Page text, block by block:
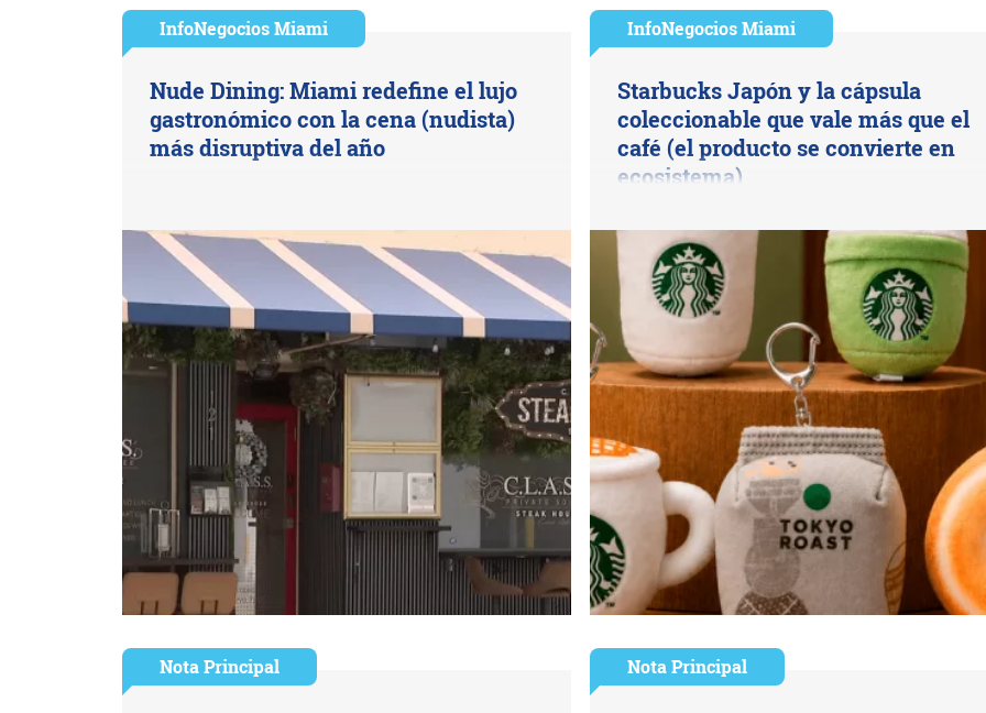
InfoNegocios Miami
Nude Dining: Miami redefine el lujo
gastronómico con la cena (nudista)
más disruptiva del año
InfoNegocios Miami
Starbucks Japón y la cápsula
coleccionable que vale más que el
café (el producto se convierte en
ecosistema)
Nota Principal Nota Principal